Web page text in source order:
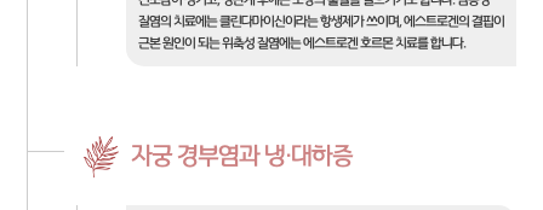
질염의 치료에는 클린다마이신이라는 항생제가 쓰이며, 에스트로겐의 결핍이
근본 원인이 되는 위축성 질염에는 에스트로겐 호르몬 치료를 합니다.
자궁 경부염과 냉·대하증